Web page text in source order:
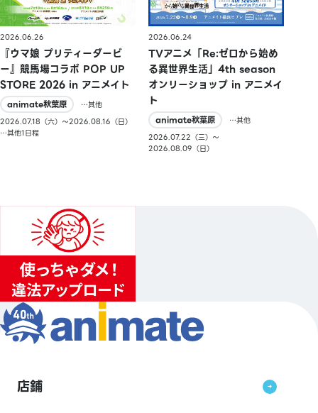
2026.06.26
『ウマ娘 プリティーダービ
ー』競馬場コラボ POP UP
STORE 2026 in アニメイト
animate秋葉原
…其他
2026.07.18（六）〜2026.08.16（日）
…其他1日程
2026.06.24
TVアニメ「Re:ゼロから始め
る異世界生活」4th season
オンリーショップ in アニメイ
ト
animate秋葉原
…其他
2026.07.22（三）〜
2026.08.09（日）
店鋪